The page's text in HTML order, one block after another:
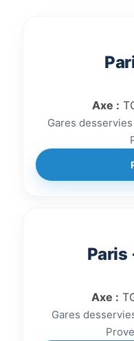
Axe :
Gares
Paris
Axe :
Gares